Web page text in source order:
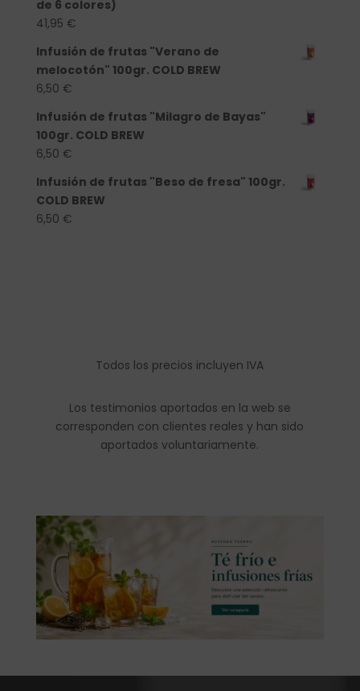
de 6 colores)
41,95 €
Infusión de frutas "Verano de
melocotón" 100gr. COLD BREW
6,50 €
Infusión de frutas "Milagro de Bayas"
100gr. COLD BREW
6,50 €
Infusión de frutas "Beso de fresa" 100gr.
COLD BREW
6,50 €
Todos los precios incluyen IVA
Los testimonios aportados en la web se
corresponden con clientes reales y han sido
aportados voluntariamente.